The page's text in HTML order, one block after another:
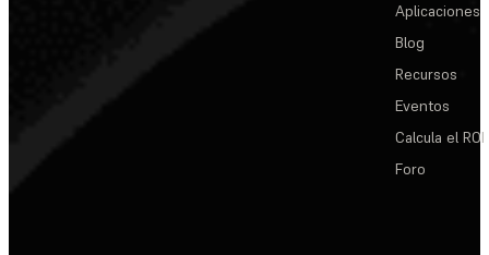
Aplicaciones
Blog
Recursos
Eventos
Calcula el ROI
Foro